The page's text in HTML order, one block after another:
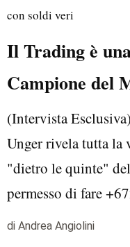
con soldi veri
Il Trading è
Campione del
(Intervista
Unger rivela tutta la
"dietro le quinte"
permesso di fare
di Andrea Angiolini